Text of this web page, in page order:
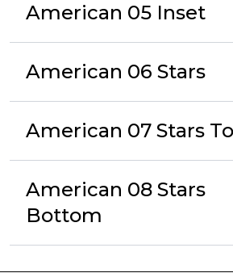
American 05 Inset
American 06 Stars
American 07 Stars
American 08 Stars
Bottom